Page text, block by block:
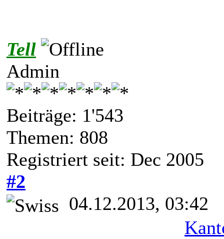
Tell
Admin
Beiträge: 1'543
Themen: 808
Registriert seit: Dec 2005
#2
04.12.2013, 03:42